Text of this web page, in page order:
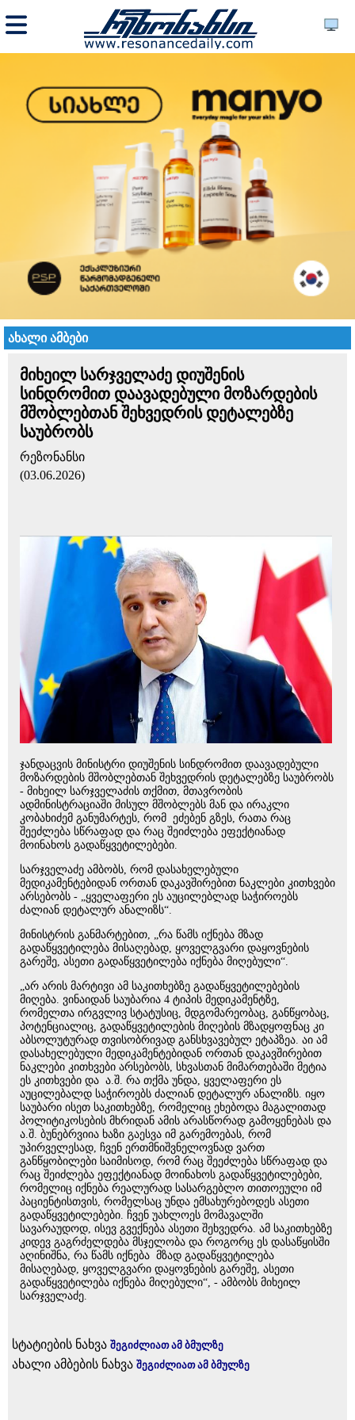
ახალი ამბები
მიხეილ სარჯველაძე დიუშენის
სინდრომით დაავადებული მოზარდების
მშობლებთან შეხვედრის დეტალებზე
საუბრობს
რეზონანსი
(03.06.2026)
ჯანდაცვის მინისტრი დიუშენის სინდრომით დაავადებული
მოზარდების მშობლებთან შეხვედრის დეტალებზე საუბრობს
- მიხეილ სარჯველაძის თქმით, მთავრობის
ადმინისტრაციაში მისულ მშობლებს მან და ირაკლი
კობახიძემ განუმარტეს, რომ ეძებენ გზეს, რათა რაც
შეეძლება სწრაფად და რაც შეიძლება ეფექტიანად
მოინახოს გადაწყვეტილებები.
სარჯველაძე ამბობს, რომ დასახელებული
მედიკამენტებიდან ორთან დაკავშირებით ნაკლები კითხვები
არსებობს - „ყველაფერი ეს აუცილებლად საჭიროებს
ძალიან დეტალურ ანალიზს“.
მინისტრის განმარტებით, „რა წამს იქნება მზად
გადაწყვეტილება მისაღებად, ყოველგვარი დაყოვნების
გარეშე, ასეთი გადაწყვეტილება იქნება მიღებული“.
„არ არის მარტივი ამ საკითხებზე გადაწყვეტილებების
მიღება. ვინაიდან საუბარია 4 ტიპის მედიკამენტზე,
რომელთა ირგვლივ სტატუსიც, მდგომარეობაც, განწყობაც,
პოტენციალიც, გადაწყვეტილების მიღების მზადყოფნაც კი
აბსოლუტურად თვისობრივად განსხვავებულ ეტაპზეა. აი ამ
დასახელებული მედიკამენტებიდან ორთან დაკავშირებით
ნაკლები კითხვები არსებობს, სხვასთან მიმართებაში მეტია
ეს კითხვები და ა.შ. რა თქმა უნდა, ყველაფერი ეს
აუცილებალდ საჭიროებს ძალიან დეტალურ ანალიზს. იყო
საუბარი ისეთ საკითხებზე, რომელიც ეხებოდა მაგალითად
პოლიტიკოსების მხრიდან ამის არასწორად გამოყენებას და
ა.შ. ბუნებრვიია ხაზი გაესვა იმ გარემოებას, რომ
უპირველესად, ჩვენ ერთმნიშვნელოვნად ვართ
განწყობილები საიმისოდ, რომ რაც შეეძლება სწრაფად და
რაც შეიძლება ეფექტიანად მოინახოს გადაწყვეტილებები,
რომელიც იქნება რეალურად სასარგებლო თითოეული იმ
პაციენტისთვის, რომელსაც უნდა ემსახურებოდეს ასეთი
გადაწყვეტილებები. ჩვენ უახლოეს მომავალში
სავარაუდოდ, ისევ გვექნება ასეთი შეხვედრა. ამ საკითხებზე
კიდევ გაგრძელდება მსჯელობა და როგორც ეს დასაწყისში
აღინიშნა, რა წამს იქნება მზად გადაწყვეტილება
მისაღებად, ყოველგვარი დაყოვნების გარეშე, ასეთი
გადაწყვეტილება იქნება მიღებული“, - ამბობს მიხეილ
სარჯველაძე.
სტატიების ნახვა შეგიძლიათ ამ ბმულზე
ახალი ამბების ნახვა შეგიძლიათ ამ ბმულზე